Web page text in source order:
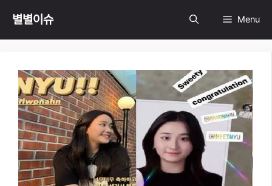
Skip
content
별별이슈 Menu